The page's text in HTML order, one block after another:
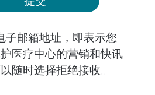
子邮箱地址，即表示您
医疗中心的营销和快讯
随时选择拒绝接收。